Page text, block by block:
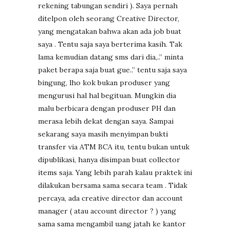
rekening tabungan sendiri ). Saya pernah
ditelpon oleh seorang Creative Director,
yang mengatakan bahwa akan ada job buat
saya . Tentu saja saya berterima kasih. Tak
lama kemudian datang sms dari dia,..” minta
paket berapa saja buat gue..” tentu saja saya
bingung, lho kok bukan produser yang
mengurusi hal hal begituan. Mungkin dia
malu berbicara dengan produser PH dan
merasa lebih dekat dengan saya. Sampai
sekarang saya masih menyimpan bukti
transfer via ATM BCA itu, tentu bukan untuk
dipublikasi, hanya disimpan buat collector
items saja. Yang lebih parah kalau praktek ini
dilakukan bersama sama secara team . Tidak
percaya, ada creative director dan account
manager ( atau account director ? ) yang
sama sama mengambil uang jatah ke kantor